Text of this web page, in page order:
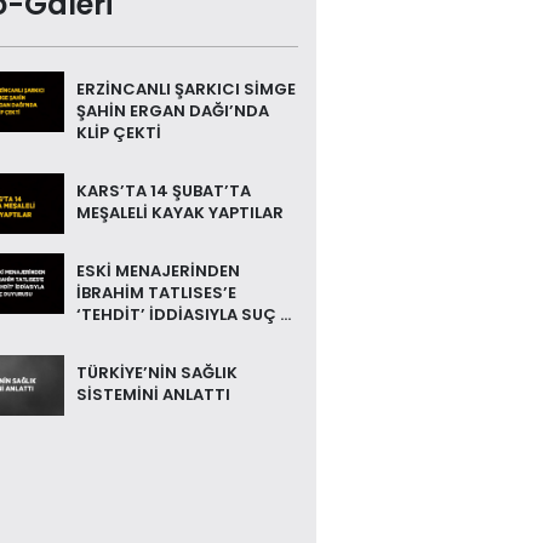
ERZİNCANLI ŞARKICI SİMGE
ŞAHİN ERGAN DAĞI’NDA
KLİP ÇEKTİ
KARS’TA 14 ŞUBAT’TA
MEŞALELİ KAYAK YAPTILAR
ESKİ MENAJERİNDEN
İBRAHİM TATLISES’E
‘TEHDİT’ İDDİASIYLA SUÇ ...
TÜRKİYE’NİN SAĞLIK
SİSTEMİNİ ANLATTI